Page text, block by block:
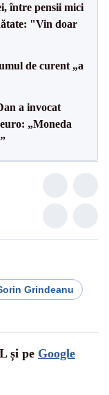
între pensii mici
"Vin doar
de curent „a
a invocat
„Moneda
Grindeanu
și pe Google